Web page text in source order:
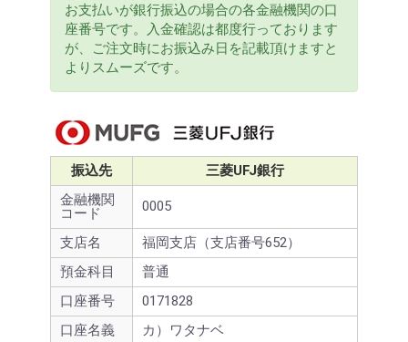
お支払いが銀行振込の場合の各金融機関の口
座番号です。入金確認は都度行っております
が、ご注文時にお振込み日を記載頂けますと
よりスムーズです。
振込先
三菱UFJ銀行
金融機関
コード
0005
支店名
福岡支店（支店番号652）
預金科目
普通
口座番号
0171828
口座名義
カ）ワタナベ